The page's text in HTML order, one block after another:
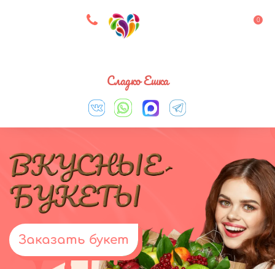
8 927 083 33 05 0
Сладко Ешка
Заказать букет